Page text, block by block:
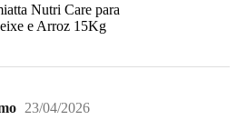
Nutri Care para
e Arroz 15Kg
23/04/2026